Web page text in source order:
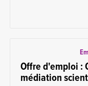
Offre d'emploi :
médiation